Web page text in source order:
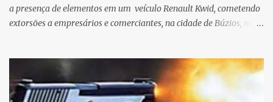
a presença de elementos em um veículo Renault Kwid, cometendo
extorsões a empresários e comerciantes, na cidade de Búzios, na
fugir da cidade Buziana. Um dos detidos é policial civil e este foi
baleado na perna na troca de tiros . Na ocorrência, três armas,
pistolas e uma réplica de fuzil, foram apreendidas. O homem